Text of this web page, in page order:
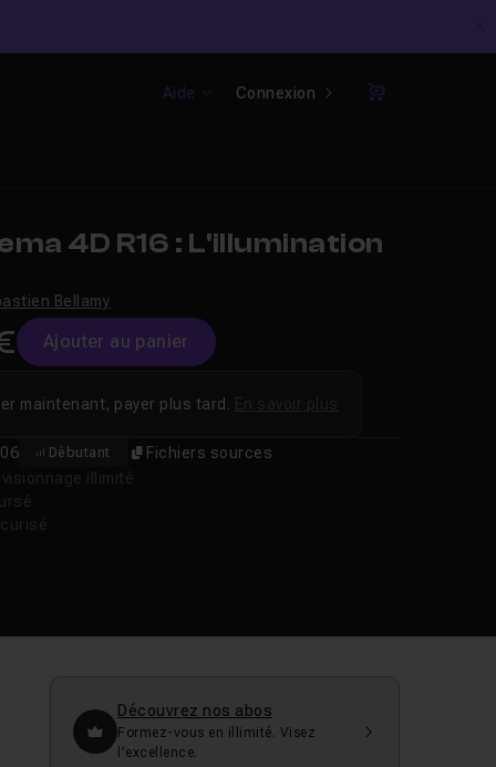
Aide Connexion
Panier
4D R16 : L'illumination
Bellamy
Ajouter au panier
Débutant Fichiers sources
maintenant, payer plus tard.
Découvrez nos abos
Formez-vous en illimité. Visez
l’excellence.